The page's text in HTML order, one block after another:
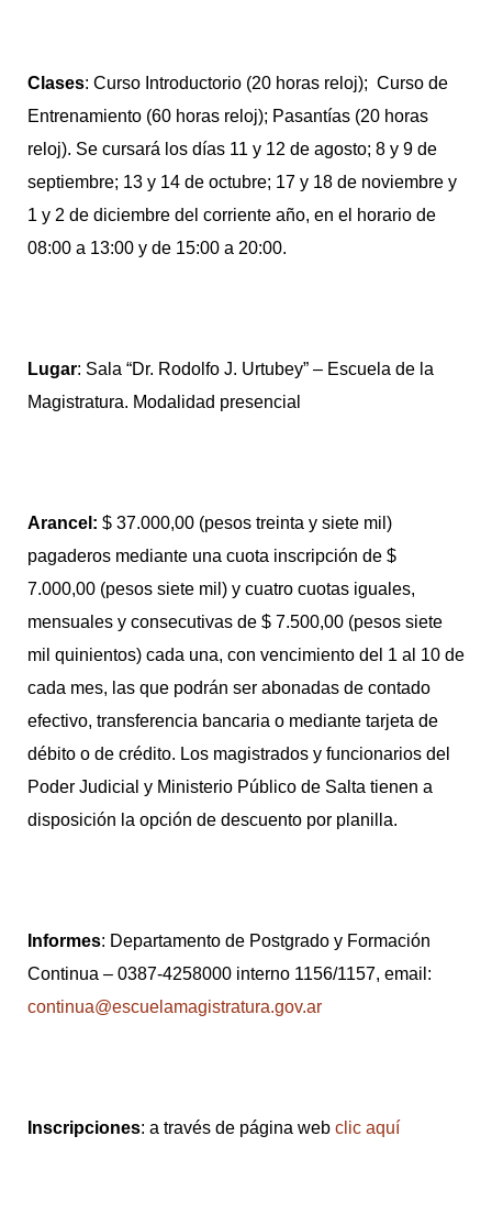
Clases: Curso Introductorio (20 horas reloj); Curso de
Entrenamiento (60 horas reloj); Pasantías (20 horas
reloj). Se cursará los días 11 y 12 de agosto; 8 y 9 de
septiembre; 13 y 14 de octubre; 17 y 18 de noviembre y
1 y 2 de diciembre del corriente año, en el horario de
08:00 a 13:00 y de 15:00 a 20:00.
Lugar: Sala “Dr. Rodolfo J. Urtubey” – Escuela de la
Magistratura. Modalidad presencial
Arancel: $ 37.000,00 (pesos treinta y siete mil)
pagaderos mediante una cuota inscripción de $
7.000,00 (pesos siete mil) y cuatro cuotas iguales,
mensuales y consecutivas de $ 7.500,00 (pesos siete
mil quinientos) cada una, con vencimiento del 1 al 10 de
cada mes, las que podrán ser abonadas de contado
efectivo, transferencia bancaria o mediante tarjeta de
débito o de crédito. Los magistrados y funcionarios del
Poder Judicial y Ministerio Público de Salta tienen a
disposición la opción de descuento por planilla.
Informes: Departamento de Postgrado y Formación
Continua – 0387-4258000 interno 1156/1157, email:
continua@escuelamagistratura.gov.ar
Inscripciones: a través de página web clic aquí